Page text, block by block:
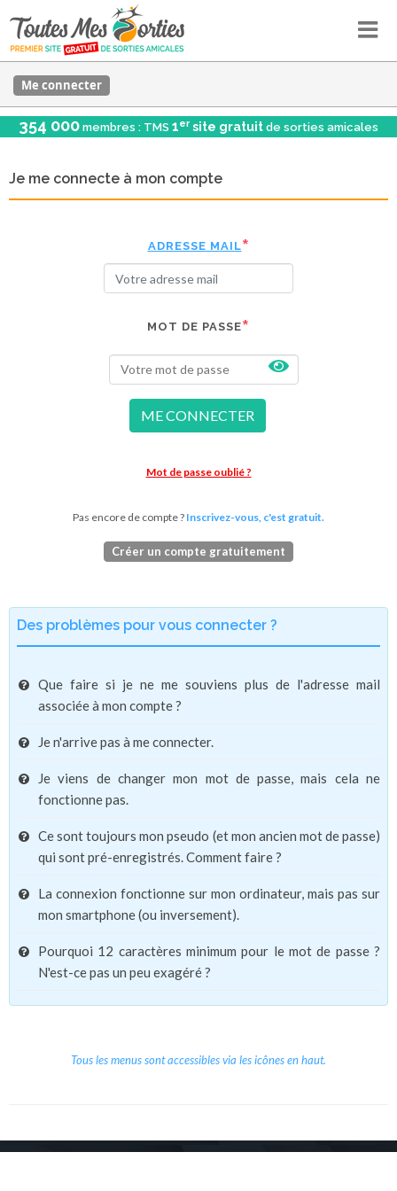
Me connecter
354 000 membres : TMS 1er site gratuit de sorties amicales
Je me connecte à mon compte
ADRESSE MAIL
MOT DE PASSE
ME CONNECTER
Mot de passe oublié ?
Pas encore de compte ? Inscrivez-vous, c'est gratuit.
Créer un compte gratuitement
Des problèmes pour vous connecter ?
Que faire si je ne me souviens plus de l'adresse mail
associée à mon compte ?
Je n'arrive pas à me connecter.
Je viens de changer mon mot de passe, mais cela ne
fonctionne pas.
Ce sont toujours mon pseudo (et mon ancien mot de passe)
qui sont pré-enregistrés. Comment faire ?
La connexion fonctionne sur mon ordinateur, mais pas sur
mon smartphone (ou inversement).
Pourquoi 12 caractères minimum pour le mot de passe ?
N'est-ce pas un peu exagéré ?
Tous les menus sont accessibles via les icônes en haut.